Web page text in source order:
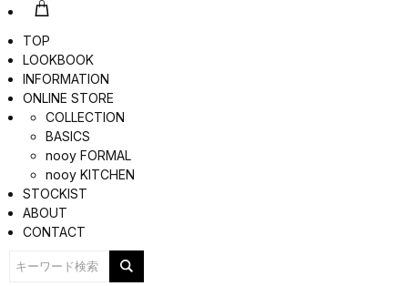
TOP
LOOKBOOK
INFORMATION
ONLINE STORE
COLLECTION
BASICS
nooy FORMAL
nooy KITCHEN
STOCKIST
ABOUT
CONTACT